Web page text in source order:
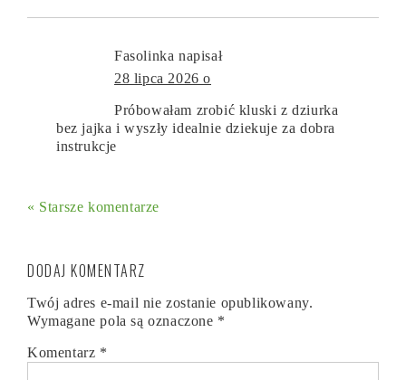
Fasolinka napisał
28 lipca 2026 o
Próbowałam zrobić kluski z dziurka
bez jajka i wyszły idealnie dziekuje za dobra
instrukcje
« Starsze komentarze
DODAJ KOMENTARZ
Twój adres e-mail nie zostanie opublikowany.
Wymagane pola są oznaczone *
Komentarz *